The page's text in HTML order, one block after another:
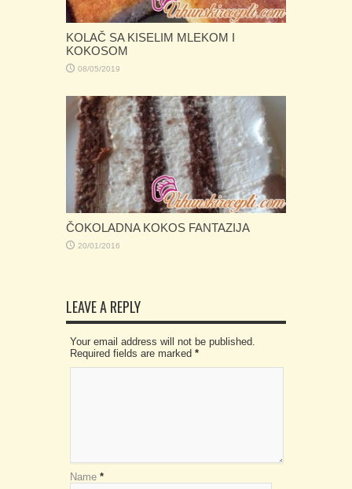
KOLAČ SA KISELIM MLEKOM I
KOKOSOM
08/05/2019
ČOKOLADNA KOKOS FANTAZIJA
20/01/2016
LEAVE A REPLY
Your email address will not be published.
Required fields are marked *
Name *